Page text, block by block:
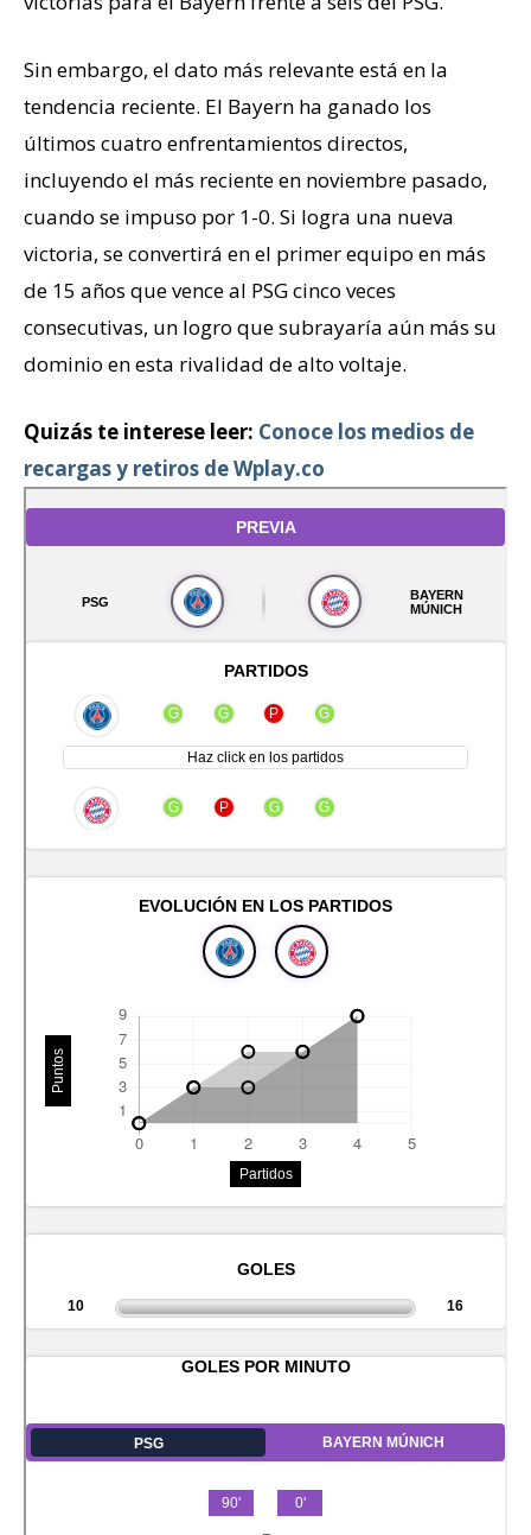
Sin embargo, el dato más relevante está en la
tendencia reciente. El Bayern ha ganado los
últimos cuatro enfrentamientos directos,
incluyendo el más reciente en noviembre pasado,
cuando se impuso por 1-0. Si logra una nueva
victoria, se convertirá en el primer equipo en más
de 15 años que vence al PSG cinco veces
consecutivas, un logro que subrayaría aún más su
dominio en esta rivalidad de alto voltaje.
Quizás te interese leer: Conoce los medios de
recargas y retiros de Wplay.co